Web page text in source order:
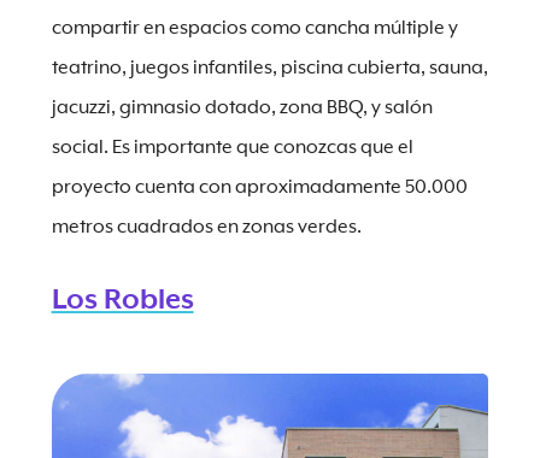
compartir en espacios como cancha múltiple y
teatrino, juegos infantiles, piscina cubierta, sauna,
jacuzzi, gimnasio dotado, zona BBQ, y salón
social. Es importante que conozcas que el
proyecto cuenta con aproximadamente 50.000
metros cuadrados en zonas verdes.
Los Robles